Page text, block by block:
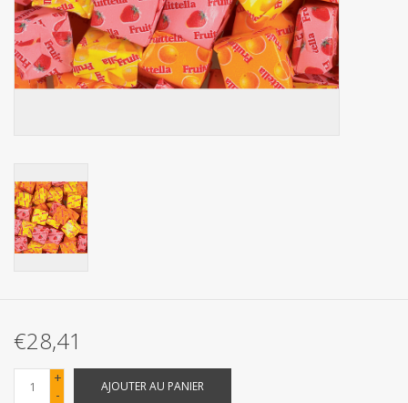
Produits d'hygiène
Cadeaux d'entreprise
Matériel d'emballage
Fournitures de bureau
Produits Covid-19
Confiserie Saint-Nicolas
€28,41
+
-
AJOUTER AU PANIER